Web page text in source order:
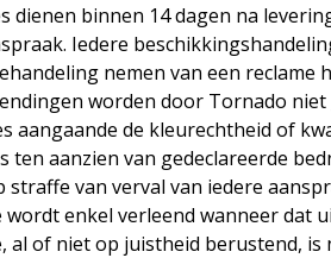
dienen binnen 14 dagen na
Iedere
nemen van een
worden door Tornado niet
aangaande de kleurechtheid of
ten aanzien van gedeclareerde
straffe van verval van iedere
wordt enkel verleend wanneer
al of niet op juistheid berustend,